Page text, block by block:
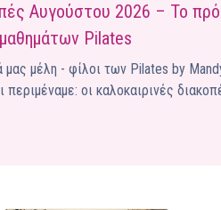
Αυγούστου 2026 – Το
Pilates
μας μέλη - φίλοι των Pilates by
περιμέναμε: οι καλοκαιρινές